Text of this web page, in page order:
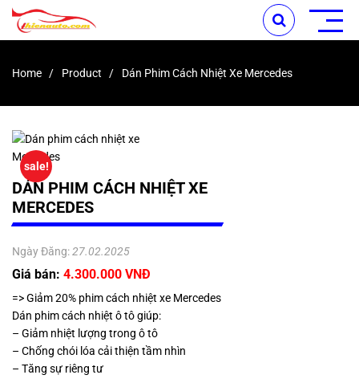
Home Product Dán Phim Cách Nhiệt Xe Mercedes
sale!
DÁN PHIM CÁCH NHIỆT XE
MERCEDES
Ngày Đăng: 27.02.2025
Giá bán: 4.300.000 VNĐ
=> Giảm 20% phim cách nhiệt xe Mercedes
Dán phim cách nhiệt ô tô giúp:
– Giảm nhiệt lượng trong ô tô
– Chống chói lóa cải thiện tầm nhìn
– Tăng sự riêng tư